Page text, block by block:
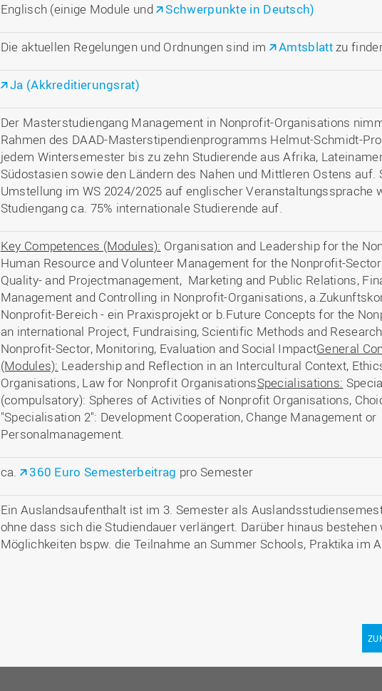
Englisch (einige Module und Schwerpunkte in Deutsch)
Die aktuellen Regelungen und Ordnungen sind im Amtsblattzu
Ja (Akkreditierungsrat)
Der Masterstudiengang Management in Nonprofit-Organisations
Rahmen des DAAD-Masterstipendienprogramms Helmut-Schmidt-
jedem Wintersemester bis zu zehn Studierende aus Afrika,
Südostasien sowie den Ländern des Nahen und Mittleren Ostens auf.
Umstellung im WS 2024/2025 auf englischer Veranstaltungssprache
Studiengang ca. 75% internationale Studierende auf.
Key Competences (Modules): Organisation and Leadership for the
Human Resource and Volunteer Management for the Nonprofit-
Quality- and Projectmanagement, Marketing and Public Relations,
Management and Controlling in Nonprofit-Organisations,
Nonprofit-Bereich - ein Praxisprojekt or b.Future Concepts for the
an international Project, Fundraising, Scientific Methods and
Nonprofit-Sector, Monitoring, Evaluation and Social ImpactGeneral
(Modules): Leadership and Reflection in an Intercultural Context,
Organisations, Law for Nonprofit OrganisationsSpecialisations:
(compulsatory): Spheres of Activities of Nonprofit Organisations,
"Specialisation 2": Development Cooperation, Change Management or
Personalmanagement.
ca. 360 Euro Semesterbeitrag pro Semester
Ein Auslandsaufenthalt ist im 3. Semester als
ohne dass sich die Studiendauer verlängert. Darüber hinaus bestehen
Möglichkeiten bspw. die Teilnahme an Summer Schools, Praktika im